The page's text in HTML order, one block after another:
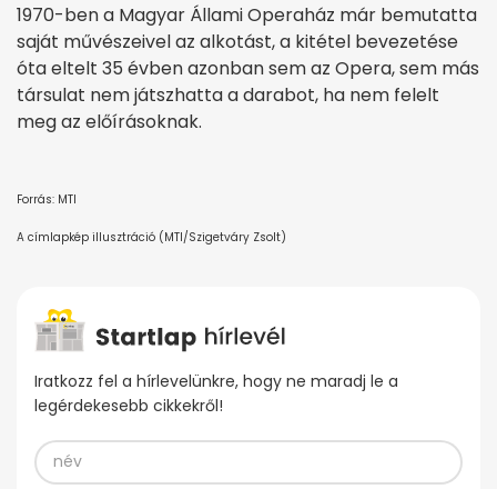
1970-ben a Magyar Állami Operaház már bemutatta
saját művészeivel az alkotást, a kitétel bevezetése
óta eltelt 35 évben azonban sem az Opera, sem más
társulat nem játszhatta a darabot, ha nem felelt
meg az előírásoknak.
Forrás: MTI
A címlapkép illusztráció (MTI/Szigetváry Zsolt)
Iratkozz fel a hírlevelünkre, hogy ne maradj le a
legérdekesebb cikkekről!